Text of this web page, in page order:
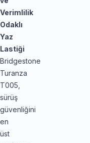
Verimlilik
Odaklı
Yaz
Lastiği
Bridgestone
Turanza
T005,
sürüş
güvenliğini
en
üst